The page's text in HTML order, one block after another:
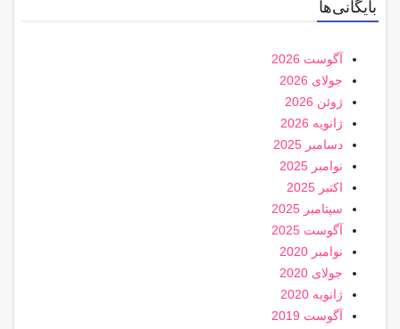
بایگانی‌ها
آگوست 2026
جولای 2026
ژوئن 2026
ژانویه 2026
دسامبر 2025
نوامبر 2025
اکتبر 2025
سپتامبر 2025
آگوست 2025
نوامبر 2020
جولای 2020
ژانویه 2020
آگوست 2019